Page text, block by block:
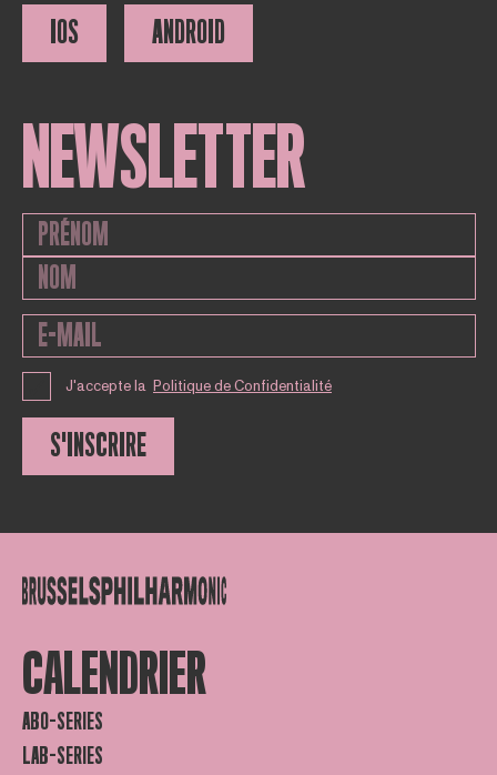
IOS ANDROID
NEWSLETTER
J'accepte la Politique de Confidentialité
S'INSCRIRE
CALENDRIER
ABO-SERIES
LAB-SERIES